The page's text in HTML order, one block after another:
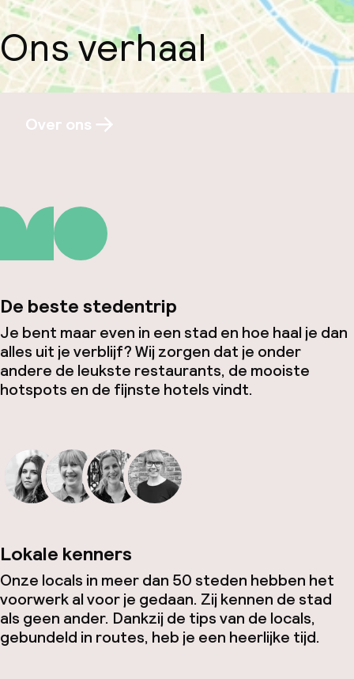
Ons verhaal
Over ons
De beste stedentrip
Je bent maar even in een stad en hoe haal je dan
alles uit je verblijf? Wij zorgen dat je onder
andere de leukste restaurants, de mooiste
hotspots en de fijnste hotels vindt.
Lokale kenners
Onze locals in meer dan 50 steden hebben het
voorwerk al voor je gedaan. Zij kennen de stad
als geen ander. Dankzij de tips van de locals,
gebundeld in routes, heb je een heerlijke tijd.